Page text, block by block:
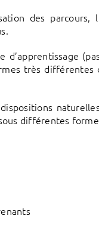
des
d’apprentissage
très différentes
différentes